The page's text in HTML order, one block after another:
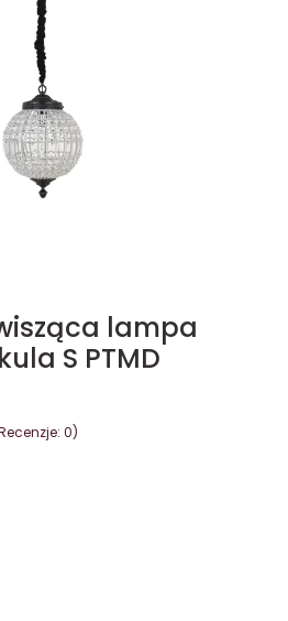
lampa
S PTMD
0)